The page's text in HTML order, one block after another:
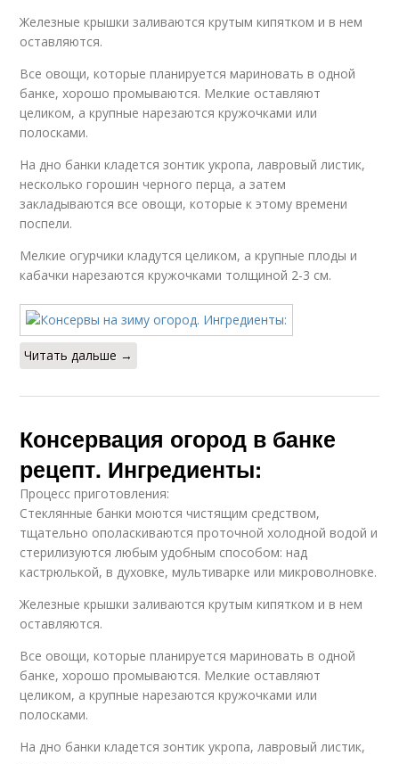
Железные крышки заливаются крутым кипятком и в нем
оставляются.
Все овощи, которые планируется мариновать в одной
банке, хорошо промываются. Мелкие оставляют
целиком, а крупные нарезаются кружочками или
полосками.
На дно банки кладется зонтик укропа, лавровый листик,
несколько горошин черного перца, а затем
закладываются все овощи, которые к этому времени
поспели.
Мелкие огурчики кладутся целиком, а крупные плоды и
кабачки нарезаются кружочками толщиной 2-3 см.
Читать дальше →
Консервация огород в банке
рецепт. Ингредиенты:
Процесс приготовления:
Стеклянные банки моются чистящим средством,
тщательно ополаскиваются проточной холодной водой и
стерилизуются любым удобным способом: над
кастрюлькой, в духовке, мультиварке или микроволновке.
Железные крышки заливаются крутым кипятком и в нем
оставляются.
Все овощи, которые планируется мариновать в одной
банке, хорошо промываются. Мелкие оставляют
целиком, а крупные нарезаются кружочками или
полосками.
На дно банки кладется зонтик укропа, лавровый листик,